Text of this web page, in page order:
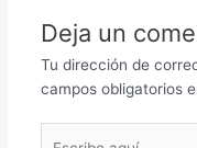
Deja un
Tu dirección de
campos obligatorios